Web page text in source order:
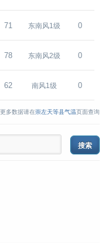
71 东南风1级 0
78 东南风2级 0
62 南风1级 0
更多数据请在崇左天等县气温页面查询